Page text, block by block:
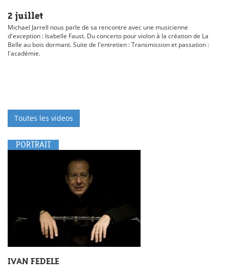
2 juillet
Michael Jarrell nous parle de sa rencontre avec une musicienne
d'exception : Isabelle Faust. Du concerto pour violon à la création de La
Belle au bois dormant. Suite de l'entretien : Transmission et passation :
l'académie.
Toutes les videos
PORTRAIT
IVAN FEDELE